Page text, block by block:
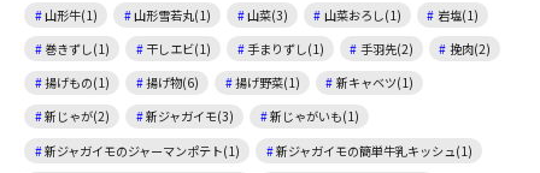
山形牛(1)
山形雪若丸(1) 山菜(3) 山菜おろし(1)
岩塩(1)
巻きずし(1)
干しエビ(1) 手まりずし(1) 手羽先(2)
挽肉(2)
揚げもの(1)
揚げ物(6) 揚げ野菜(1)
新キャベツ(1)
新じゃが(2)
新ジャガイモ(3)
新じゃがいも(1)
新ジャガイモのジャーマンポテト(1)
新ジャガイモの簡単牛乳キッシュ(1)